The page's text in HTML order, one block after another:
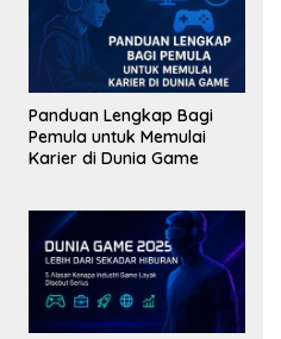
Panduan Lengkap Bagi
Pemula untuk Memulai
Karier di Dunia Game